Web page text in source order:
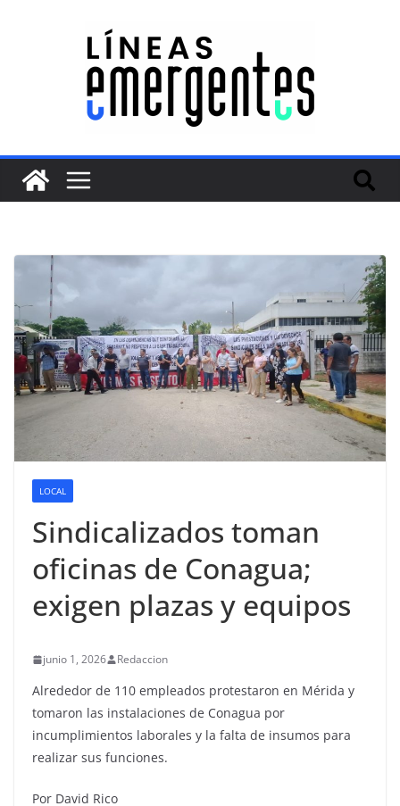
LOCAL
Sindicalizados toman
oficinas de Conagua;
exigen plazas y equipos
junio 1, 2026 Redaccion
Alrededor de 110 empleados protestaron en Mérida y
tomaron las instalaciones de Conagua por
incumplimientos laborales y la falta de insumos para
realizar sus funciones.
Por David Rico